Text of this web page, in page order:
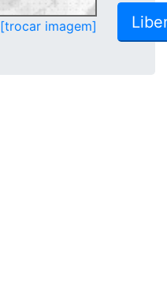
[trocar imagem]